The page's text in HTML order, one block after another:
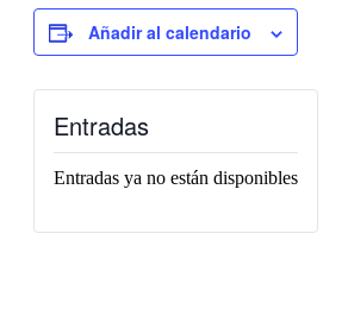
Añadir al calendario
Entradas
Entradas ya no están disponibles